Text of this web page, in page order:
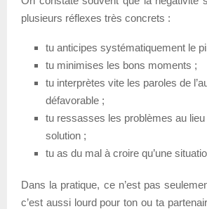
plusieurs réflexes très concrets :
tu anticipes systématiquement le
tu minimises les bons moments ;
tu interprètes vite les paroles de
défavorable ;
tu ressasses les problèmes au
solution ;
tu as du mal à croire qu’une
Dans la pratique, ce n’est pas
c’est aussi lourd pour ton ou ta